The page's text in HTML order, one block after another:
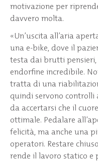
motivazione per
davvero molta.
«Un’uscita all’aria
una e-bike, dove il
testa dai brutti
endorfine incredibile.
tratta di una
quindi servono controlli
da accertarsi che il
ottimale. Pedalare
felicità, ma anche una
operatori. Restare
rende il lavoro statico e